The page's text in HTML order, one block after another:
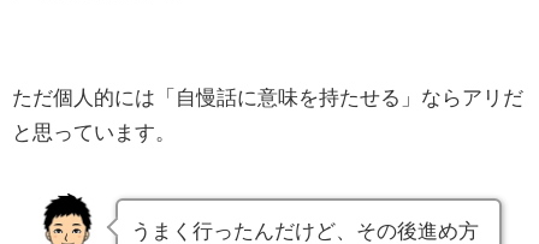
ただ個人的には「自慢話に意味を持たせる」ならアリだ
と思っています。
うまく行ったんだけど、その後進め方